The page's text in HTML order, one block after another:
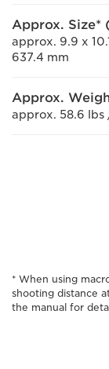
Approx. Size*
approx. 9.9 x
637.4 mm
Approx.
approx. 58.6 lbs
* When using
shooting distance
the manual for